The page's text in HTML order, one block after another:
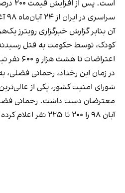
است.
کودک، توسط حکومت به قتل
اعتراضات تا هشت هزار و ۶۰۰ نفر نیز بازداشت و شکنجه شدند.
در زمان این رخداد، رحمانی فضلی،
شورای امنیت کشور، یکی از
معترضان دست داشت. رحمانی
آبان ۹۸ را ۲۰۰ تا ۲۲۵ نفر اعلام کرده است.